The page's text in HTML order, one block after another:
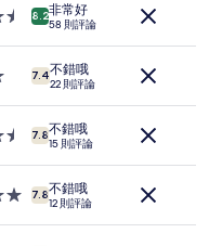
8.2非常好
58 則評論
7.4不錯哦
22 則評論
7.8不錯哦
15 則評論
7.8不錯哦
12 則評論